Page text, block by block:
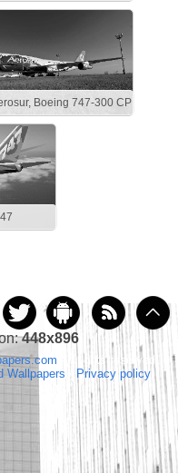
Boeing 747-300 CP
448x896
All rights reserved
Wallpapers Privacy policy